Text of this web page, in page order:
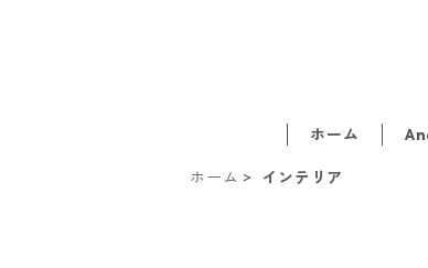
ホーム
ホーム インテリア